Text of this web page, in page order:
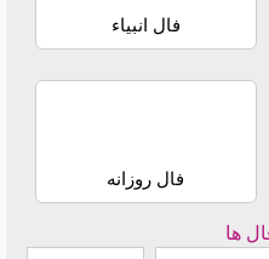
فال انبیاء
فال روزانه
ها